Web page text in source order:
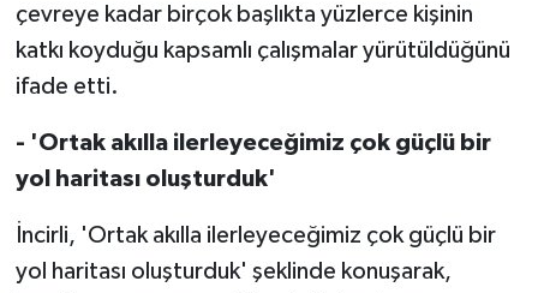
çevreye kadar birçok başlıkta yüzlerce kişinin
katkı koyduğu kapsamlı çalışmalar yürütüldüğünü
ifade etti.
- 'Ortak akılla ilerleyeceğimiz çok güçlü bir
yol haritası oluşturduk'
İncirli, 'Ortak akılla ilerleyeceğimiz çok güçlü bir
yol haritası oluşturduk' şeklinde konuşarak,